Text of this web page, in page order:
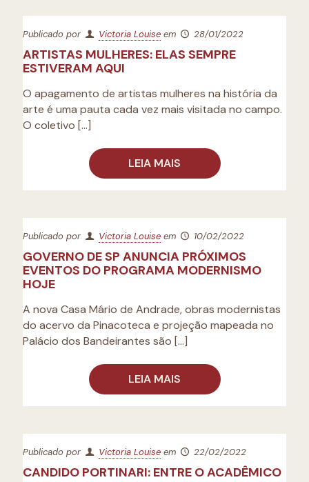
Publicado por Victoria Louise em 28/01/2022
ARTISTAS MULHERES: ELAS SEMPRE
ESTIVERAM AQUI
O apagamento de artistas mulheres na história da
arte é uma pauta cada vez mais visitada no campo.
O coletivo […]
LEIA MAIS
Publicado por Victoria Louise em 10/02/2022
GOVERNO DE SP ANUNCIA PRÓXIMOS
EVENTOS DO PROGRAMA MODERNISMO
HOJE
A nova Casa Mário de Andrade, obras modernistas
do acervo da Pinacoteca e projeção mapeada no
Palácio dos Bandeirantes são […]
LEIA MAIS
Publicado por Victoria Louise em 22/02/2022
CANDIDO PORTINARI: ENTRE O ACADÊMICO